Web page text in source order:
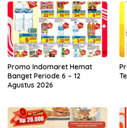
Promo Indomaret Hemat
Banget Periode 6 – 12
Agustus 2026